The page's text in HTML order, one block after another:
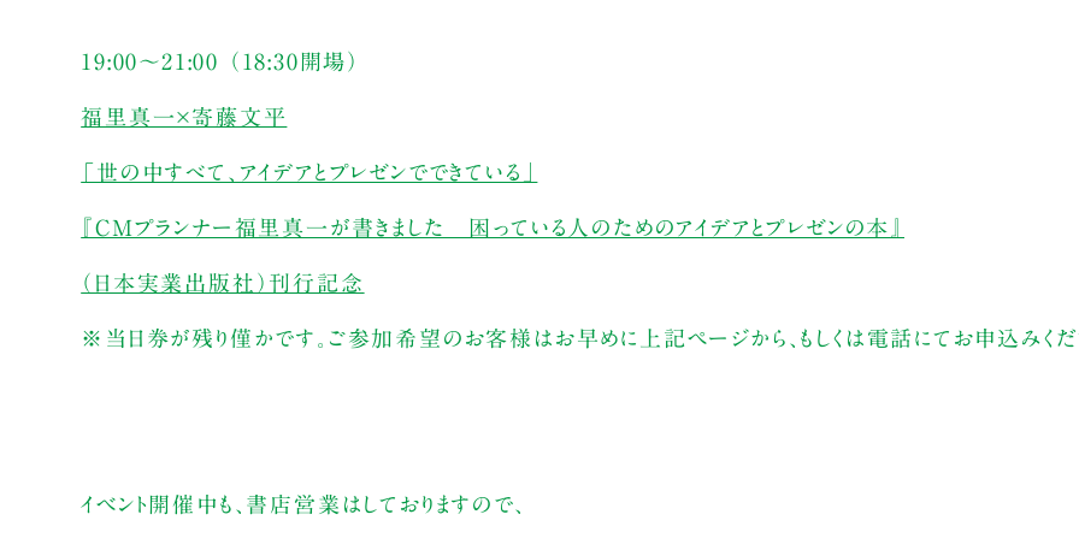
19:00～21:00 （18:30開場）
福里真一×寄藤文平
「世の中すべて、アイデアとプレゼンでできている」
『CMプランナー福里真一が書きました 困っている人のためのアイデアとプレゼンの本』
（日本実業出版社）刊行記念
※当日券が残り僅かです。ご参加希望のお客様はお早めに上記ページから、もしくは電話にてお申込みくだ
イベント開催中も、書店営業はしておりますので、